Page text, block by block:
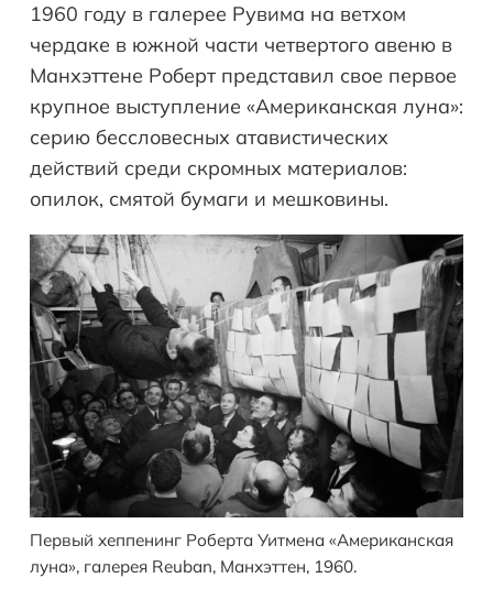
1960 году в галерее Рувима на ветхом
чердаке в южной части четвертого авеню в
Манхэттене Роберт представил свое первое
крупное выступление «Американская луна»:
серию бессловесных атавистических
действий среди скромных материалов:
опилок, смятой бумаги и мешковины.
Первый хеппенинг Роберта Уитмена «Американская
луна», галерея Reuban, Манхэттен, 1960.